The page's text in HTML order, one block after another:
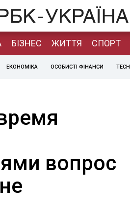
БІЗНЕС ЖИТТЯ СПОРТ
ЕКОНОМІКА ОСОБИСТІ ФІНАНСИ TECH
вопрос